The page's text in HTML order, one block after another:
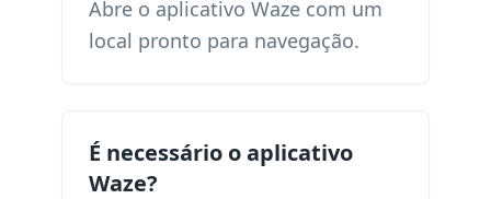
Abre o aplicativo Waze com um
local pronto para navegação.
É necessário o aplicativo
Waze?